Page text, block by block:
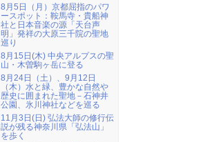
8月5日（月）京都屈指のパワ
ースポット：鞍馬寺・貴船神
社と日本音楽の源「天台声
明」発祥の大原三千院の聖地
巡り
8月15日(木) 中央アルプスの聖
山・木曽駒ヶ岳に登る
8月24日（土）、9月12日
（木）水と緑、豊かな自然や
歴史に囲まれた聖地－石神井
公園、氷川神社などを巡る
11月3日(日) 弘法大師の修行伝
説が残る神奈川県「弘法山」
を歩く